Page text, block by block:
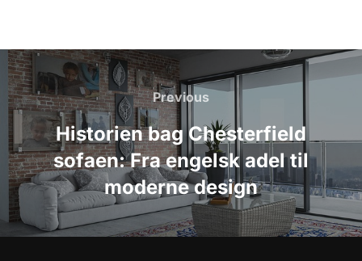
Indlægsnavigation
Previous
Previous
Historien bag Chesterfield
sofaen: Fra engelsk adel til
moderne design